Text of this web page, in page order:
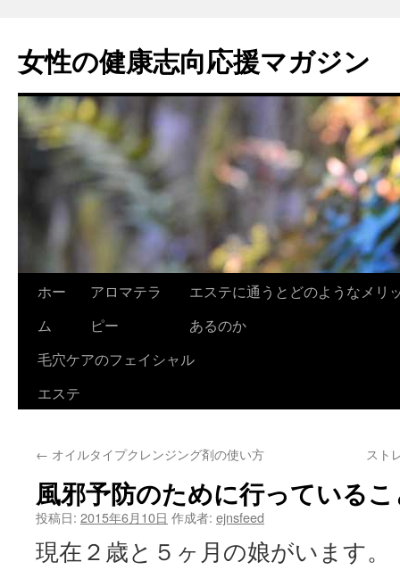
女性の健康志向応援マガジン
テ
へ
キ
ッ
ホー
ム
アロマテラ
ピー
エステに通うとどのようなメリ
あるのか
毛穴ケアのフェイシャル
エステ
← オイルタイプクレンジング剤の使い方 スト
風邪予防のために行っている
投稿日: 2015年6月10日 作成者: ejnsfeed
現在２歳と５ヶ月の娘がいます。